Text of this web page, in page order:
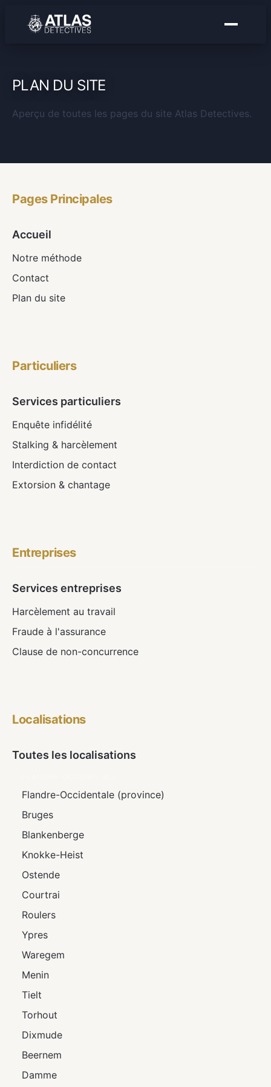
PLAN DU SITE
Aperçu de toutes les pages du site Atlas Detectives.
Pages Principales
Accueil
Notre méthode
Contact
Plan du site
Particuliers
Services particuliers
Enquête infidélité
Stalking & harcèlement
Interdiction de contact
Extorsion & chantage
Entreprises
Services entreprises
Harcèlement au travail
Fraude à l'assurance
Clause de non-concurrence
Localisations
Toutes les localisations
Flandre-Occidentale (province)
Bruges
Blankenberge
Knokke-Heist
Ostende
Courtrai
Roulers
Ypres
Waregem
Menin
Tielt
Torhout
Dixmude
Beernem
Damme